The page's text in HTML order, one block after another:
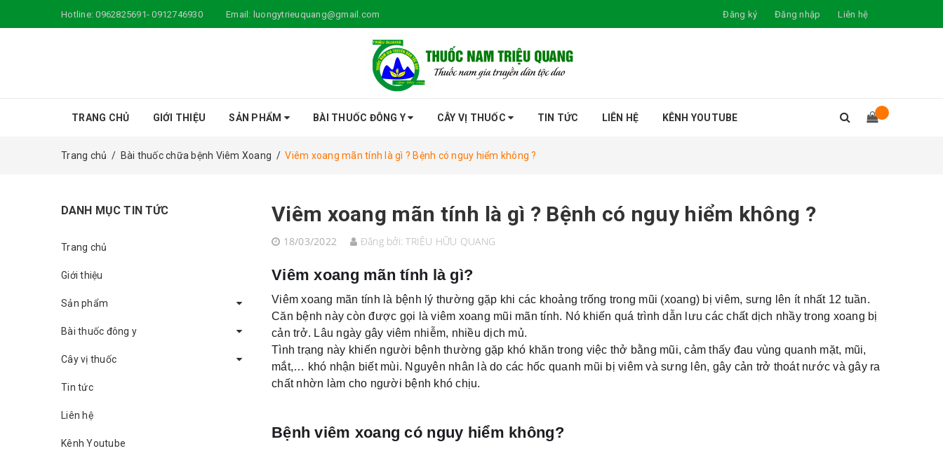
Hotline:0962825691- 0912746930 Email: luongytrieuquang@gmail.com Đăng ký Đăng nhập Liên hệ
TRANG CHỦ GIỚI THIỆU SẢN PHẨM BÀI THUỐC ĐÔNG Y CÂY VỊ THUỐC TIN TỨC LIÊN HỆ KÊNH YOUTUBE
Trang chủ / Bài thuốc chữa bệnh Viêm Xoang / Viêm xoang mãn tính là gì ? Bệnh có nguy hiểm không ?
Viêm xoang mãn tính là gì ? Bệnh có nguy hiểm không ?
18/03/2022 Đăng bởi:TRIỆU HỮU QUANG
Viêm xoang mãn tính là gì?
Viêm xoang mãn tính là bệnh lý thường gặp khi các khoảng trống trong mũi (xoang) bị viêm, sưng lên ít nhất 12 tuần.
Căn bệnh này còn được gọi là viêm xoang mũi mãn tính. Nó khiến quá trình dẫn lưu các chất dịch nhầy trong xoang bị
cản trở. Lâu ngày gây viêm nhiễm, nhiều dịch mủ.
Tình trạng này khiến người bệnh thường gặp khó khăn trong việc thở bằng mũi, cảm thấy đau vùng quanh mặt, mũi,
mắt,… khó nhận biết mùi. Nguyên nhân là do các hốc quanh mũi bị viêm và sưng lên, gây cản trở thoát nước và gây ra
chất nhờn làm cho người bệnh khó chịu.
Bệnh viêm xoang có nguy hiểm không?
DANH MỤC TIN TỨC
Trang chủ
Giới thiệu
Sản phẩm
Bài thuốc đông y
Cây vị thuốc
Tin tức
Liên hệ
Kênh Youtube